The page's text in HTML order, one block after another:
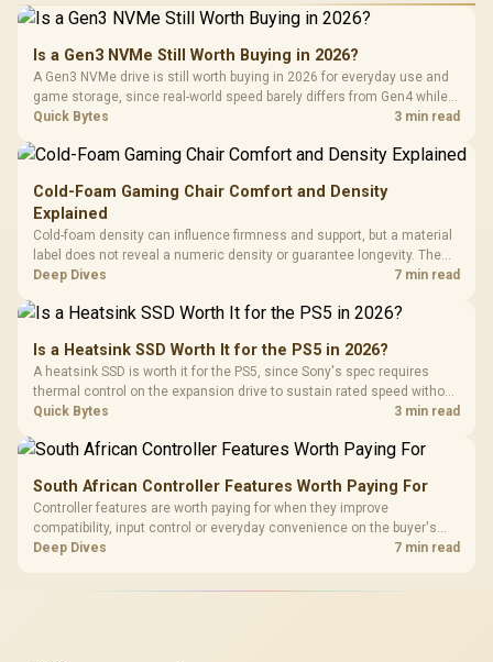
Is a Gen3 NVMe Still Worth Buying in 2026?
A Gen3 NVMe drive is still worth buying in 2026 for everyday use and
game storage, since real-world speed barely differs from Gen4 while
carrying a lower price during the NAND shortage. Evetech stocks
Quick Bytes 3 min read
Cold-Foam Gaming Chair Comfort and Density
Explained
Cold-foam density can influence firmness and support, but a material
label does not reveal a numeric density or guarantee longevity. The
HERO TX is confirmed with comfortable cold-foam, so buyers can
Deep Dives 7 min read
Is a Heatsink SSD Worth It for the PS5 in 2026?
A heatsink SSD is worth it for the PS5, since Sony's spec requires
thermal control on the expansion drive to sustain rated speed without
throttling. Evetech stocks PS5-compatible NVMe drives with the
Quick Bytes 3 min read
South African Controller Features Worth Paying For
Controller features are worth paying for when they improve
compatibility, input control or everyday convenience on the buyer's
devices. The G7 Pro combines three platform-specific connection
Deep Dives 7 min read